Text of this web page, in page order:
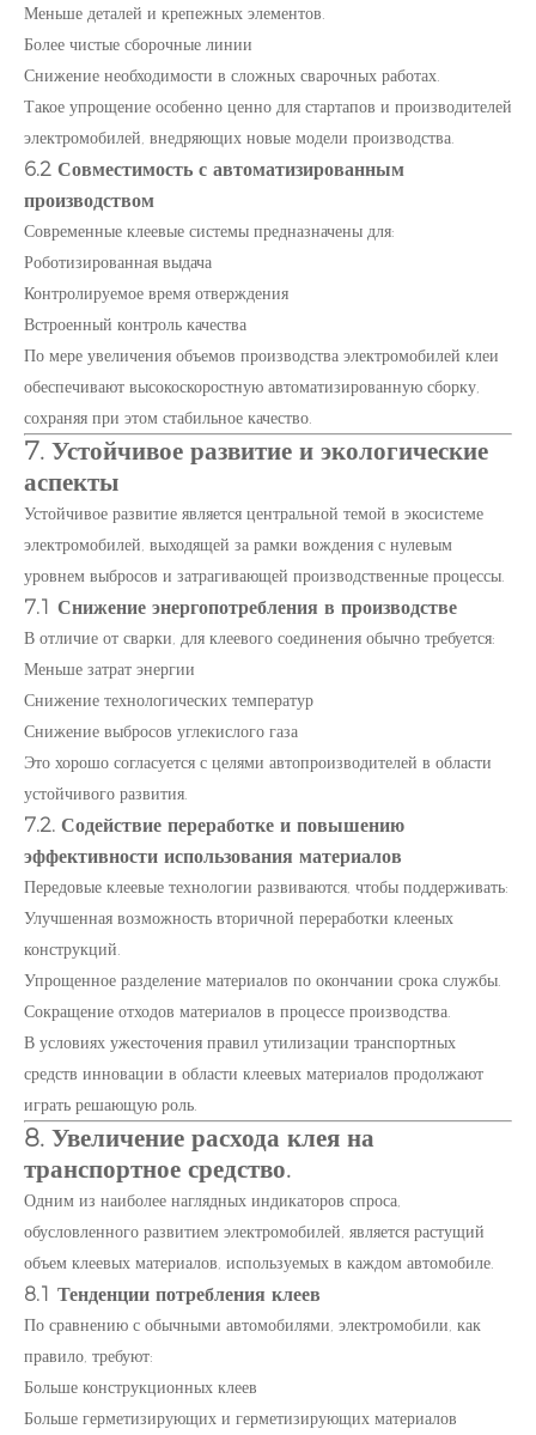
Меньше деталей и крепежных элементов.
Более чистые сборочные линии
Снижение необходимости в сложных сварочных работах.
Такое упрощение особенно ценно для стартапов и производителей
электромобилей, внедряющих новые модели производства.
6.2 Совместимость с автоматизированным
производством
Современные клеевые системы предназначены для:
Роботизированная выдача
Контролируемое время отверждения
Встроенный контроль качества
По мере увеличения объемов производства электромобилей клеи
обеспечивают высокоскоростную автоматизированную сборку,
сохраняя при этом стабильное качество.
7. Устойчивое развитие и экологические
аспекты
Устойчивое развитие является центральной темой в экосистеме
электромобилей, выходящей за рамки вождения с нулевым
уровнем выбросов и затрагивающей производственные процессы.
7.1 Снижение энергопотребления в производстве
В отличие от сварки, для клеевого соединения обычно требуется:
Меньше затрат энергии
Снижение технологических температур
Снижение выбросов углекислого газа
Это хорошо согласуется с целями автопроизводителей в области
устойчивого развития.
7.2. Содействие переработке и повышению
эффективности использования материалов
Передовые клеевые технологии развиваются, чтобы поддерживать:
Улучшенная возможность вторичной переработки клееных
конструкций.
Упрощенное разделение материалов по окончании срока службы.
Сокращение отходов материалов в процессе производства.
В условиях ужесточения правил утилизации транспортных
средств инновации в области клеевых материалов продолжают
играть решающую роль.
8. Увеличение расхода клея на
транспортное средство.
Одним из наиболее наглядных индикаторов спроса,
обусловленного развитием электромобилей, является растущий
объем клеевых материалов, используемых в каждом автомобиле.
8.1 Тенденции потребления клеев
По сравнению с обычными автомобилями, электромобили, как
правило, требуют:
Больше конструкционных клеев
Больше герметизирующих и герметизирующих материалов